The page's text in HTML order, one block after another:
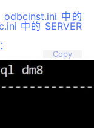
中的
中的 SERVER
Copy